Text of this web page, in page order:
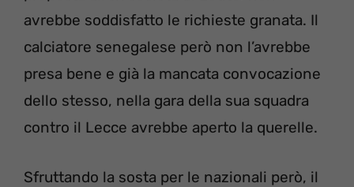
avrebbe soddisfatto le richieste granata. Il
calciatore senegalese però non l’avrebbe
presa bene e già la mancata convocazione
dello stesso, nella gara della sua squadra
contro il Lecce avrebbe aperto la querelle.
Sfruttando la sosta per le nazionali però, il